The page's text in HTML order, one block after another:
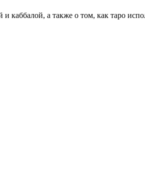
а также о том, как таро